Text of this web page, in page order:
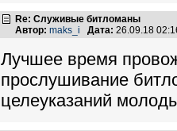
Re: Служивые битломаны
Автор: maks_i Дата: 26.09.18
Лучшее время
прослушивание
целеуказаний